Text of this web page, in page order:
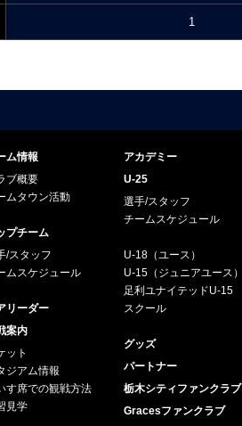
1
ム情報
ブ概要
ムタウン活動
プチーム
/スタッフ
ムスケジュール
リーダー
案内
ット
ジアム情報
す席での観戦方法
見学
アカデミー
U-25
選手/スタッフ
チームスケジュール
U-18（ユース）
U-15（ジュニアユース）
足利ユナイテッドU-15
スクール
グッズ
パートナー
栃木シティファンクラブ
Gracesファンクラブ